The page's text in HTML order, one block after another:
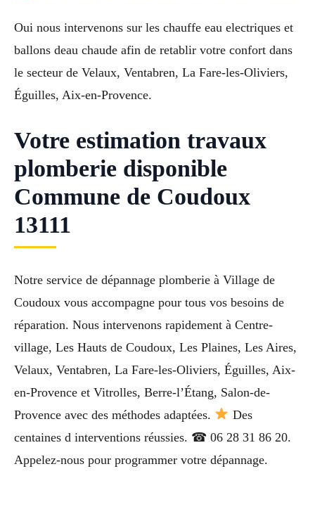
Oui nous intervenons sur les chauffe eau electriques et
ballons deau chaude afin de retablir votre confort dans
le secteur de Velaux, Ventabren, La Fare-les-Oliviers,
Éguilles, Aix-en-Provence.
Votre estimation travaux
plomberie disponible
Commune de Coudoux
13111
Notre service de dépannage plomberie à Village de
Coudoux vous accompagne pour tous vos besoins de
réparation. Nous intervenons rapidement à Centre-
village, Les Hauts de Coudoux, Les Plaines, Les Aires,
Velaux, Ventabren, La Fare-les-Oliviers, Éguilles, Aix-
en-Provence et Vitrolles, Berre-l’Étang, Salon-de-
Provence avec des méthodes adaptées.
Des
centaines d interventions réussies. ☎ 06 28 31 86 20.
Appelez-nous pour programmer votre dépannage.